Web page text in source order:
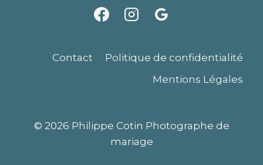
Contact
Politique de confidentialité
Mentions Légales
© 2026 Philippe Cotin Photographe de
mariage